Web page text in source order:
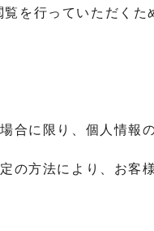
を行っていただくた
合に限り、個人情報
の方法により、お客